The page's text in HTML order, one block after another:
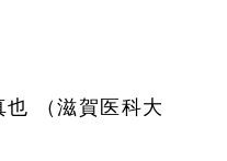
（滋賀医科大